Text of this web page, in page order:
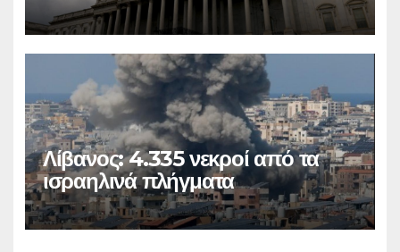
Λίβανος: 4.335 νεκροί από τα
ισραηλινά πλήγματα